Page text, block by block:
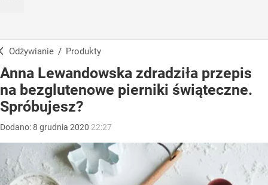
Odżywianie / Produkty
Anna Lewandowska zdradziła przepis
na bezglutenowe pierniki świąteczne.
Spróbujesz?
Dodano:8 grudnia 2020 22:27